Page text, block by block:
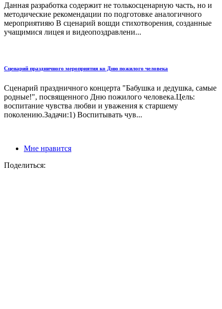
Данная разработка содержит не толькосценарную часть, но и
методические рекомендации по подготовке аналогичного
мероприятияю В сценарий вошди стихотворения, созданные
учащимися лицея и видеопоздравлени...
Сценарий праздничного мероприятия ко Дню пожилого человека
Сценарий праздничного концерта "Бабушка и дедушка, самые
родные!", посвященного Дню пожилого человека.Цель:
воспитание чувства любви и уважения к старшему
поколению.Задачи:1) Воспитывать чув...
Мне нравится
Поделиться: